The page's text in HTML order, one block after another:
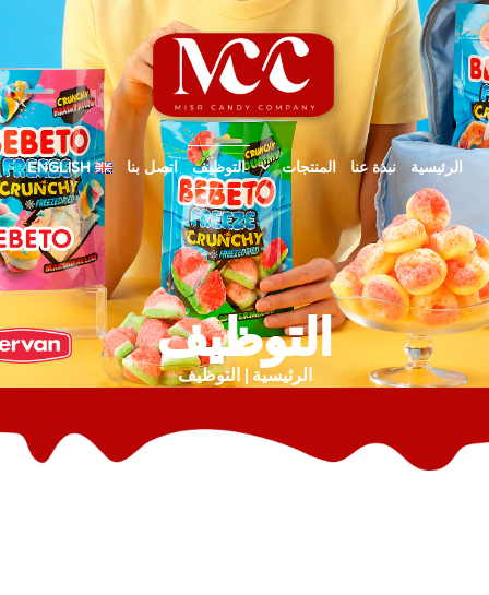
الرئيسية نبذة عنا المنتجات التوظيف اتصل بنا ENGLISH
التوظيف
الرئيسية | التوظيف